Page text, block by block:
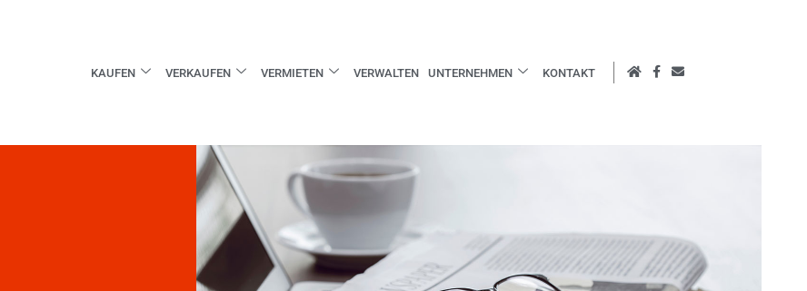
KAUFEN VERKAUFEN VERMIETEN VERWALTEN UNTERNEHMEN KONTAKT